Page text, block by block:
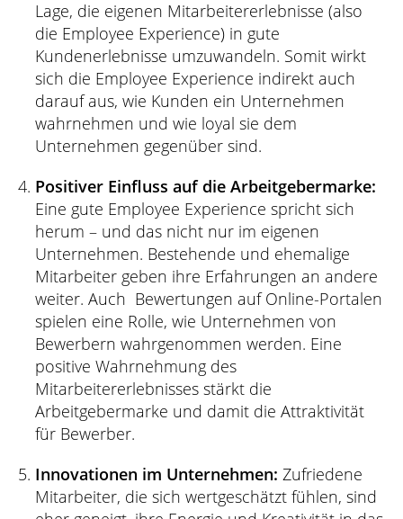
Lage, die eigenen Mitarbeitererlebnisse (also
die Employee Experience) in gute
Kundenerlebnisse umzuwandeln. Somit wirkt
sich die Employee Experience indirekt auch
darauf aus, wie Kunden ein Unternehmen
wahrnehmen und wie loyal sie dem
Unternehmen gegenüber sind.
Positiver Einfluss auf die Arbeitgebermarke:
Eine gute Employee Experience spricht sich
herum – und das nicht nur im eigenen
Unternehmen. Bestehende und ehemalige
Mitarbeiter geben ihre Erfahrungen an andere
weiter. Auch Bewertungen auf Online-Portalen
spielen eine Rolle, wie Unternehmen von
Bewerbern wahrgenommen werden. Eine
positive Wahrnehmung des
Mitarbeitererlebnisses stärkt die
Arbeitgebermarke und damit die Attraktivität
für Bewerber.
Innovationen im Unternehmen: Zufriedene
Mitarbeiter, die sich wertgeschätzt fühlen, sind